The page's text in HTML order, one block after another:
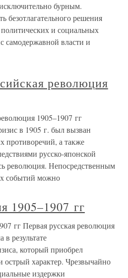
бурным.
безотлагательного решения
и социальных
самодержавной власти и
революция
1905–1907 гг
в 1905 г. был вызван
противоречий, а также
русско-японской
революция. Непосредственным
событий можно
1905–1907 гг
гг Первая русская революция
в результате
который приобрел
характер. Чрезвычайно
издержки